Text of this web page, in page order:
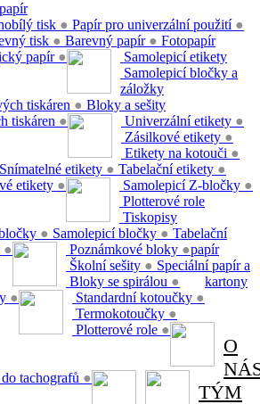
tisk ● Papír pro univerzální použití ●
tisk ● Barevný papír ●
papír ●
Fotopapír
tiskáren ●
tiskáren ●
Samolepicí etikety
Univerzální etikety ●
Zásilkové etikety ●
Etikety na kotouči ●
Snímatelné etikety ● Tabelační etikety ●
etikety ●
Samolepicí bločky a
záložky
Samolepicí Z-bločky ●
● Samolepicí bločky ●
●
Bloky a sešity
Poznámkové bloky ●
Školní sešity ●
Bloky se spirálou ●
●
Plotterové role
Standardní kotoučky ●
Termokotoučky ●
Plotterové role ●
Tiskopisy
tachografů ●
Tabelační
papír
Speciální papír a
kartony
O
TÝM